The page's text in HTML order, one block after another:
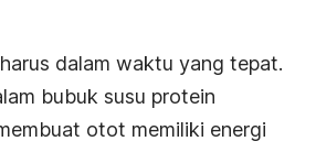
dalam waktu yang tepat.
bubuk susu protein
otot memiliki energi